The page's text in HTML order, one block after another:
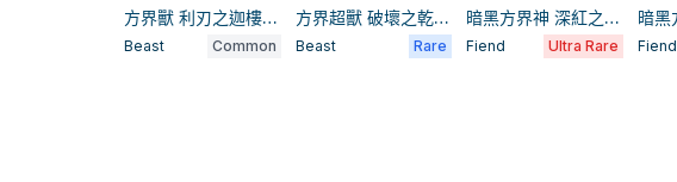
方界獸 利刃之迦樓迪亞
Beast Common
方界超獸 破壞之乾闥爾
Beast Rare
暗黑方界神 深紅之挪婆
Fiend Ultra Rare Fiend